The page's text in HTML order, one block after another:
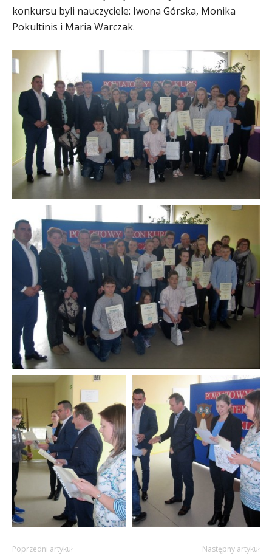
konkursu byli nauczyciele: Iwona Górska, Monika
Pokultinis i Maria Warczak.
Poprzedni artykuł Następny artykuł